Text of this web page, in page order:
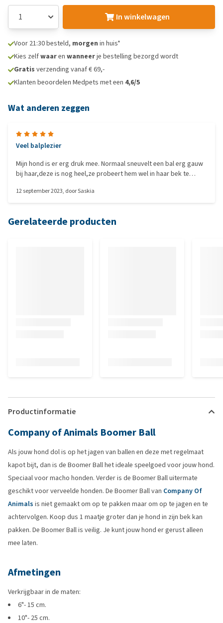
In winkelwagen
Voor 21:30 besteld, morgen in huis*
Kies zelfwaaren wanneerje bestelling bezorgd wordt
Gratis verzending vanaf € 69,-
Klanten beoordelen Medpets met een 4,6/5
Wat anderen zeggen
Veel balplezier
Mijn hond is er erg druk mee. Normaal sneuvelt een bal erg gauw
bij haar,deze is nog heel,ze probeert hem wel in haar bek te
12 september 2023, doorSaskia
Gerelateerde producten
Productinformatie
Company of Animals Boomer Ball
Als jouw hond dol is op het jagen van ballen en deze met regelmaat
kapot bijt, dan is de Boomer Ball het ideale speelgoed voor jouw hond.
Speciaal voor macho honden. Verder is de Boomer Ball uitermate
geschikt voor verveelde honden. De Boomer Ball van Company Of
Animals is niet gemaakt om op te pakken maar om op te jagen en te
achtervolgen. Koop dus 1 maatje groter dan je hond in zijn bek kan
pakken. De Boomer Ball is veilig. Je kunt jouw hond er gerust alleen
mee laten.
Afmetingen
Verkrijgbaar in de maten:
6"- 15 cm.
10"- 25 cm.